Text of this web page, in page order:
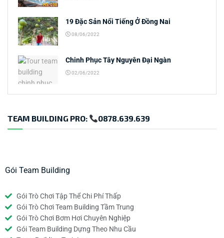
19 Đặc Sản Nổi Tiếng Ở Đồng Nai
08/06/2022
Chinh Phục Tây Nguyên Đại Ngàn
02/06/2022
TEAM BUILDING PRO: 0878.639.639
Gói Team Building
Gói Trò Chơi Tập Thể Chi Phí Thấp
Gói Trò Chơi Team Building Tầm Trung
Gói Trò Chơi Bơm Hơi Chuyên Nghiệp
Gói Team Building Dựng Theo Nhu Cầu